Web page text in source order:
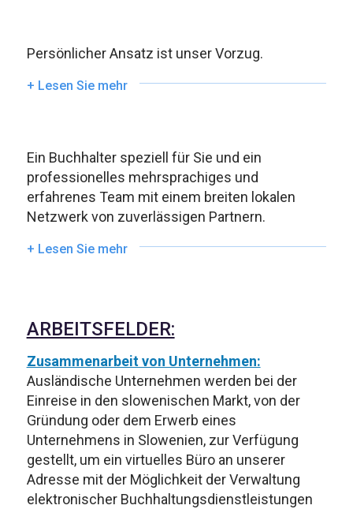
Persönlicher Ansatz ist unser Vorzug.
+ Lesen Sie mehr
Ein Buchhalter speziell für Sie und ein
professionelles mehrsprachiges und
erfahrenes Team mit einem breiten lokalen
Netzwerk von zuverlässigen Partnern.
+ Lesen Sie mehr
ARBEITSFELDER:
Zusammenarbeit von Unternehmen:
Ausländische Unternehmen werden bei der
Einreise in den slowenischen Markt, von der
Gründung oder dem Erwerb eines
Unternehmens in Slowenien, zur Verfügung
gestellt, um ein virtuelles Büro an unserer
Adresse mit der Möglichkeit der Verwaltung
elektronischer Buchhaltungsdienstleistungen